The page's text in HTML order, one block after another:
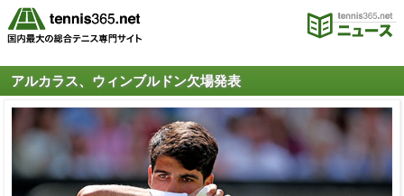
アルカラス、ウィンブルドン欠場発表